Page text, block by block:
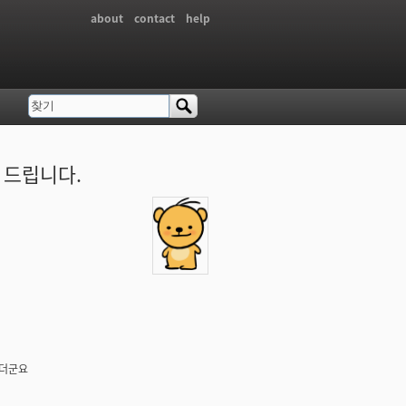
about contact help
립니다.
군요
검색 폼
찾기